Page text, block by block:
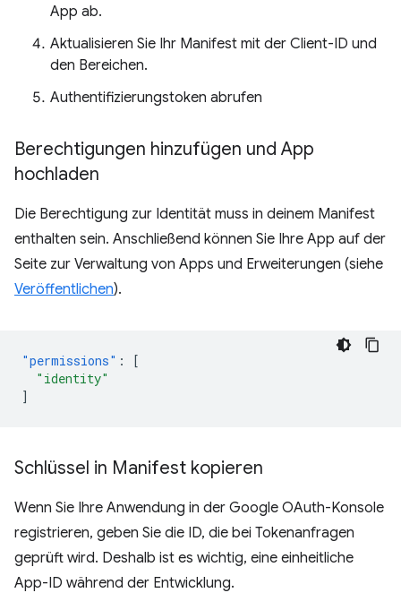
App ab.
Aktualisieren Sie Ihr Manifest mit der Client-ID und
den Bereichen.
Authentifizierungstoken abrufen
Berechtigungen hinzufügen und App
hochladen
Die Berechtigung zur Identität muss in deinem Manifest
enthalten sein. Anschließend können Sie Ihre App auf der
Seite zur Verwaltung von Apps und Erweiterungen (siehe
Veröffentlichen).
"permissions" :
[
"identity"
]
Schlüssel in Manifest kopieren
Wenn Sie Ihre Anwendung in der Google OAuth-Konsole
registrieren, geben Sie die ID, die bei Tokenanfragen
geprüft wird. Deshalb ist es wichtig, eine einheitliche
App-ID während der Entwicklung.